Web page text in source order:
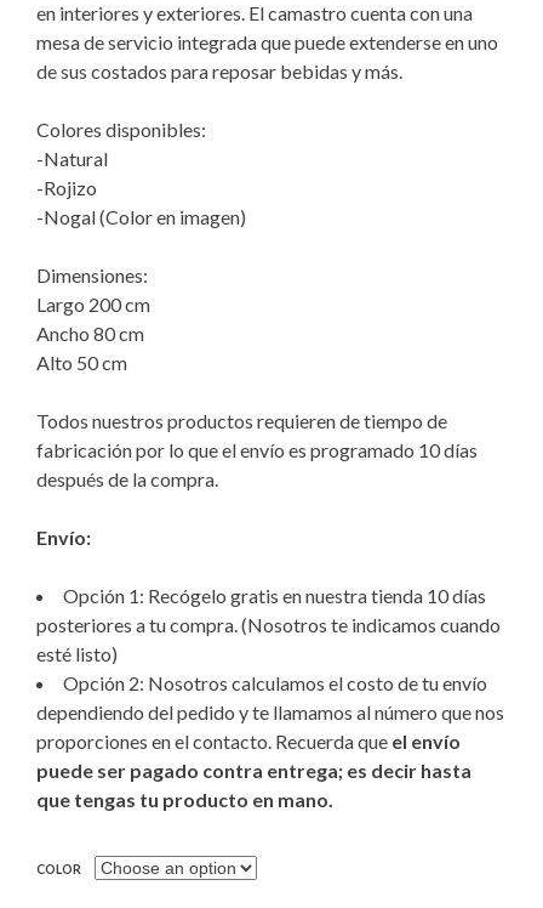
en interiores y exteriores. El camastro cuenta con una
mesa de servicio integrada que puede extenderse en uno
de sus costados para reposar bebidas y más.
Colores disponibles:
-Natural
-Rojizo
-Nogal (Color en imagen)
Dimensiones:
Largo 200 cm
Ancho 80 cm
Alto 50 cm
Todos nuestros productos requieren de tiempo de
fabricación por lo que el envío es programado 10 días
después de la compra.
Envío:
Opción 1: Recógelo gratis en nuestra tienda 10 días
posteriores a tu compra. (Nosotros te indicamos cuando
esté listo)
Opción 2: Nosotros calculamos el costo de tu envío
dependiendo del pedido y te llamamos al número que nos
proporciones en el contacto. Recuerda que el envío
puede ser pagado contra entrega; es decir hasta
que tengas tu producto en mano.
COLOR